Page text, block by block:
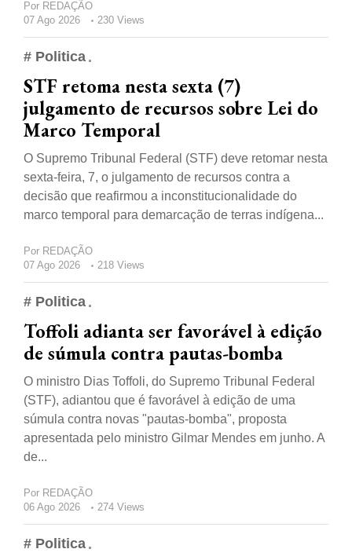
Por REDAÇÃO
07 Ago 2026
230 Views
# Politica
STF retoma nesta sexta (7)
julgamento de recursos sobre Lei do
Marco Temporal
O Supremo Tribunal Federal (STF) deve retomar nesta
sexta-feira, 7, o julgamento de recursos contra a
decisão que reafirmou a inconstitucionalidade do
marco temporal para demarcação de terras indígena...
Por REDAÇÃO
07 Ago 2026
218 Views
# Politica
Toffoli adianta ser favorável à edição
de súmula contra pautas-bomba
O ministro Dias Toffoli, do Supremo Tribunal Federal
(STF), adiantou que é favorável à edição de uma
súmula contra novas "pautas-bomba", proposta
apresentada pelo ministro Gilmar Mendes em junho. A
de...
Por REDAÇÃO
06 Ago 2026
274 Views
# Politica